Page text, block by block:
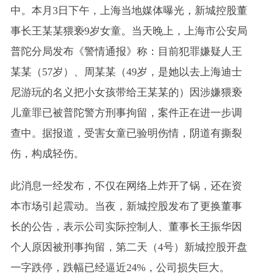
中。本月3日下午，上海当地媒体曝光，新城控股董
事长王某某猥亵9岁女童。当天晚上，上海市公安局
普陀分局发布《警情通报》称：目前犯罪嫌疑人王
某某（57岁）、周某某（49岁，是她以去上海迪士
尼游玩的名义把小女孩带给王某某的）因涉嫌猥亵
儿童罪已被普陀警方刑事拘留，案件正在进一步调
查中。据报道，受害女童已验明伤情，阴道有撕裂
伤，构成轻伤。
此消息一经发布，不仅在网络上炸开了锅，还在资
本市场引起震动。当夜，新城控股发布了更换董事
长的公告，表示公司实际控制人、董事长王振华因
个人原因被刑事拘留，第二天（4号）新城控股开盘
一字跌停，跌幅已经逼近24%，公司损失巨大。